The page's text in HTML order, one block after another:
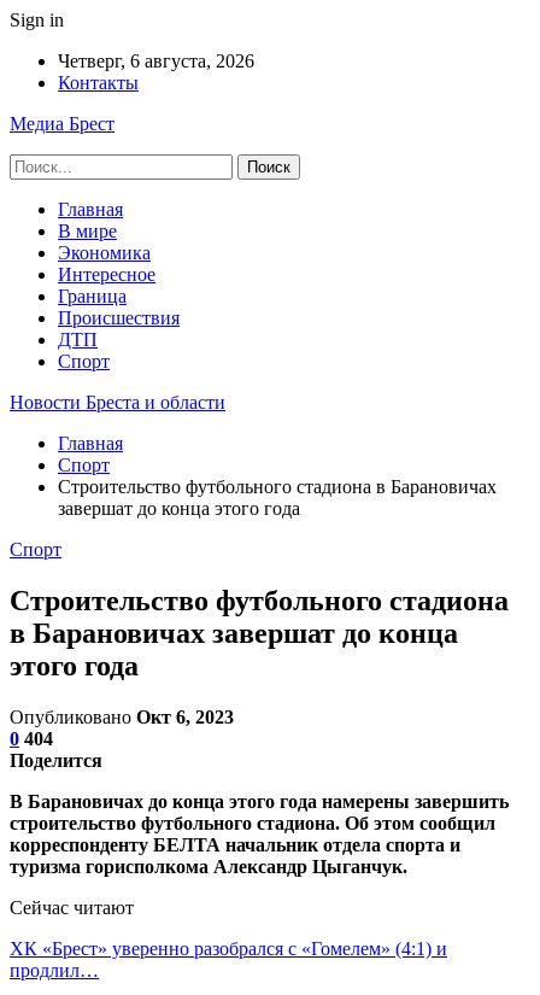
Sign in
Четверг, 6 августа, 2026
Контакты
Медиа Брест
Главная
В мире
Экономика
Интересное
Граница
Происшествия
ДТП
Спорт
Новости Бреста и области
Главная
Спорт
Строительство футбольного стадиона в Барановичах
завершат до конца этого года
Спорт
Строительство футбольного стадиона
в Барановичах завершат до конца
этого года
Опубликовано Окт 6, 2023
0 404
Поделится
В Барановичах до конца этого года намерены завершить
строительство футбольного стадиона. Об этом сообщил
корреспонденту БЕЛТА начальник отдела спорта и
туризма горисполкома Александр Цыганчук.
Сейчас читают
ХК «Брест» уверенно разобрался с «Гомелем» (4:1) и
продлил…